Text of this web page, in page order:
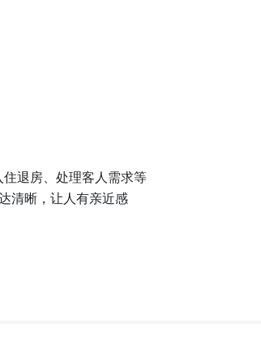
退房、处理客人需求等
清晰，让人有亲近感